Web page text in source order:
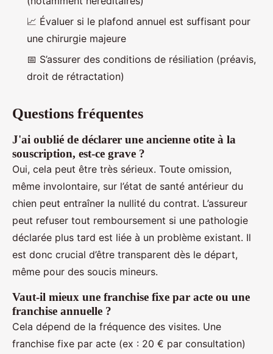
📈 Évaluer si le plafond annuel est suffisant pour
une chirurgie majeure
📅 S’assurer des conditions de résiliation (préavis,
droit de rétractation)
Questions fréquentes
J'ai oublié de déclarer une ancienne otite à la
souscription, est-ce grave ?
Oui, cela peut être très sérieux. Toute omission,
même involontaire, sur l’état de santé antérieur du
chien peut entraîner la nullité du contrat. L’assureur
peut refuser tout remboursement si une pathologie
déclarée plus tard est liée à un problème existant. Il
est donc crucial d’être transparent dès le départ,
même pour des soucis mineurs.
Vaut-il mieux une franchise fixe par acte ou une
franchise annuelle ?
Cela dépend de la fréquence des visites. Une
franchise fixe par acte (ex : 20 € par consultation)